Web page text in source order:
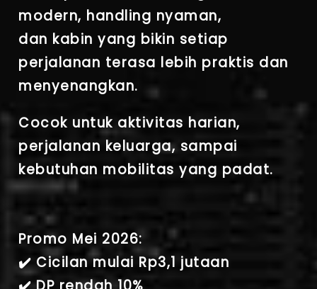
modern, handling nyaman,
dan kabin yang bikin setiap
perjalanan terasa lebih praktis dan
menyenangkan.
Cocok untuk aktivitas harian,
perjalanan keluarga, sampai
kebutuhan mobilitas yang padat.
Promo Mei 2026:
✔️ Cicilan mulai Rp3,1 jutaan